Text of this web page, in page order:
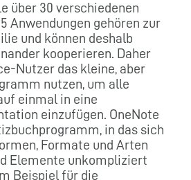
über 30 verschiedenen
Anwendungen gehören zur
und können deshalb
kooperieren. Daher
Nutzer das kleine, aber
nutzen, um alle
einmal in eine
einzufügen. OneNote
in das sich
Formate und Arten
Elemente unkompliziert
Beispiel für die